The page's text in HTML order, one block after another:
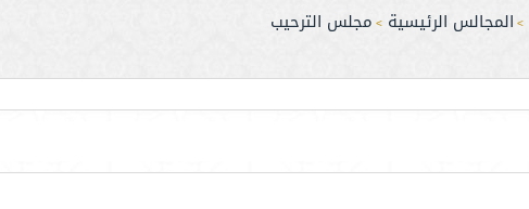
> المجالس الرئيسية > مجلس الترحيب